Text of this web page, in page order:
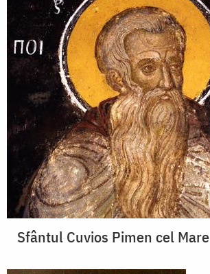
Sfântul Cuvios Pimen cel Mare